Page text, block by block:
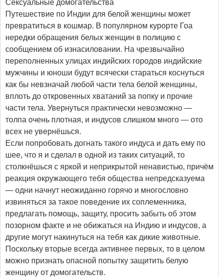
Сексуальные домогательства
Путешествие по Индии для белой женщины может
превратиться в кошмар. В популярном курорте Гоа
нередки обращения белых женщин в полицию с
сообщением об изнасиловании. На чрезвычайно
переполненных улицах индийских городов индийские
мужчины и юноши будут всячески стараться коснуться
как бы невзначай любой части тела белой женщины,
вплоть до откровенных хватаний за попку и прочие
части тела. Увернуться практически невозможно —
толпа очень плотная, и индусов слишком много — ото
всех не увернёшься.
Если попробовать догнать такого индуса и дать ему по
шее, что я и сделал в одной из таких ситуаций, то
столкнёшься с яркой и неприкрытой ненавистью, причём
реакция окружающего тебя общества непредсказуема
— одни начнут неожиданно горячо и многословно
извиняться за такое поведение их соплеменника,
предлагать помощь, защиту, просить забыть об этом
позорном факте и не обижаться на Индию и индусов, а
другие могут накинуться на тебя как дикие животные.
Поскольку вторые всегда активнее первых, то в целом
можно признать опасной попытку защитить белую
женщину от домогательств.